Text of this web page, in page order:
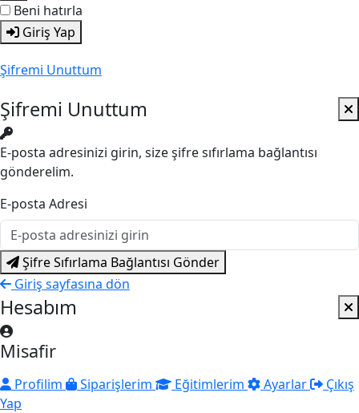
Beni hatırla
Giriş Yap
Şifremi Unuttum
Şifremi Unuttum
E-posta adresinizi girin, size şifre sıfırlama bağlantısı
gönderelim.
E-posta Adresi
Şifre Sıfırlama Bağlantısı Gönder
Giriş sayfasına dön
Hesabım
Misafir
Profilim Siparişlerim Eğitimlerim Ayarlar
Çıkış
Yap